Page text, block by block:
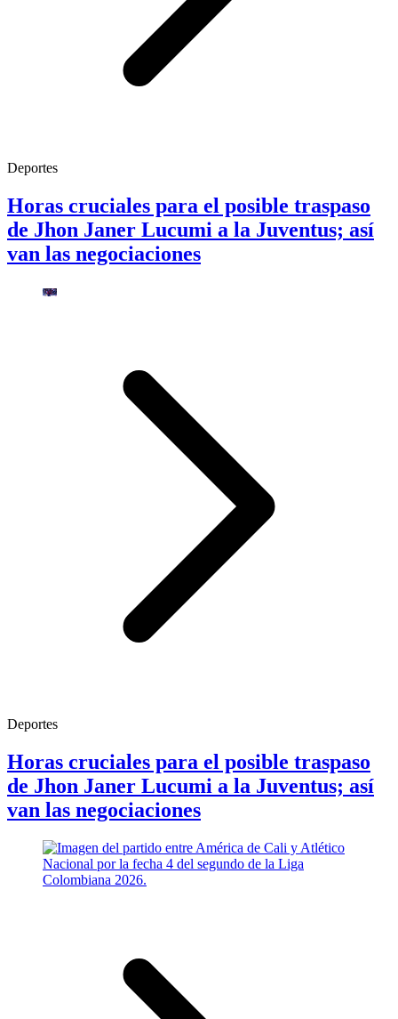
Deportes
Horas cruciales para el posible traspaso
de Jhon Janer Lucumi a la Juventus; así
van las negociaciones
Deportes
Horas cruciales para el posible traspaso
de Jhon Janer Lucumi a la Juventus; así
van las negociaciones